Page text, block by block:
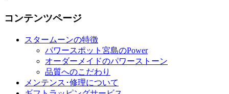
コンテンツページ
スタームーンの特徴
パワースポット宮島のPower
オーダーメイドのパワーストーン
品質へのこだわり
メンテンス･修理について